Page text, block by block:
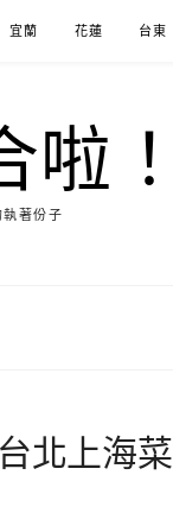
宜蘭 花蓮 台東
啦！
著份子
北上海菜